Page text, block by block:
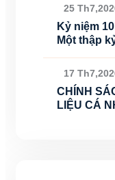
25
Kỷ niệm
Một thập
17
CHÍNH
LIỆU CÁ